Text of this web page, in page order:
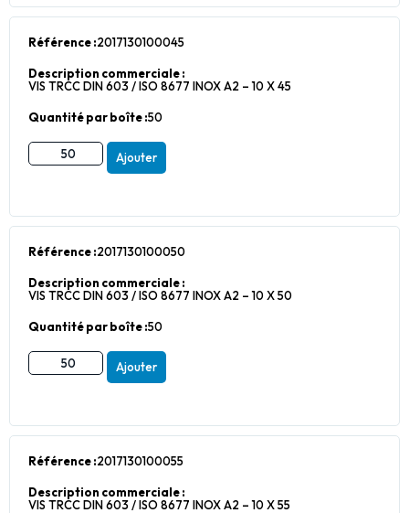
Référence :2017130100045
Description commerciale :
VIS TRCC DIN 603 / ISO 8677 INOX A2 – 10 X 45
Quantité par boîte :50
Ajouter
Référence :2017130100050
Description commerciale :
VIS TRCC DIN 603 / ISO 8677 INOX A2 – 10 X 50
Quantité par boîte :50
Ajouter
Référence :2017130100055
Description commerciale :
VIS TRCC DIN 603 / ISO 8677 INOX A2 – 10 X 55